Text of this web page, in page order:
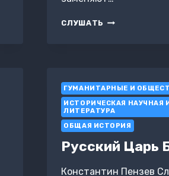
СЛУШАТЬ ЦИФРОВОЙ
ЦИФРОВАЯ
ФИЛОСОФИЯ
–
КОНЦЕПЦИЯ
4-
СТАДИИ
ГУМАНИТАРНЫЕ И
ИСТОРИЧЕСКАЯ НАУЧНАЯ
ЛИТЕРАТУРА
ОБЩАЯ ИСТОРИЯ
Русский Царь
Константин Пензев